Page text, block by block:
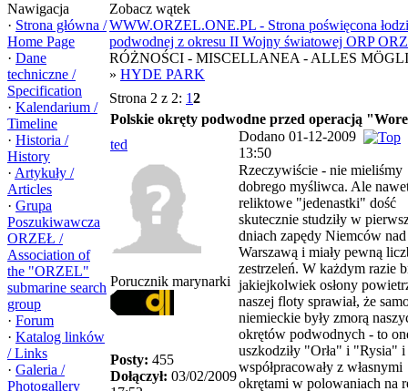
Nawigacja
· Strona główna /
Home Page
· Dane
techniczne /
Specification
· Kalendarium /
Timeline
· Historia /
History
· Artykuły /
Articles
· Grupa
Poszukiwawcza
ORZEŁ /
Association of
the "ORZEL"
submarine search
group
· Forum
· Katalog linków
/ Links
· Galeria /
Photogallery
Zobacz wątek
WWW.ORZEL.ONE.PL - Strona poświęcona łodzi
podwodnej z okresu II Wojny światowej ORP
RÓŻNOŚCI - MISCELLANEA - ALLES
» HYDE PARK
Strona 2 z 2: 12
Polskie okręty podwodne przed operacją
ted
Dodano 01-12-2009
13:50
Porucznik marynarki
Posty: 455
Dołączył: 03/02/2009
Rzeczywiście - nie mieliśmy
dobrego myśliwca. Ale
reliktowe "jedenastki" dość
skutecznie studziły w
dniach zapędy Niemców nad
Warszawą i miały pewną
zestrzeleń. W każdym razie
jakiejkolwiek osłony
naszej floty sprawiał, że
niemieckie były zmorą
okrętów podwodnych - to
uszkodziły "Orła" i "Rysia" i
współpracowały z własnymi
okrętami w polowaniach na